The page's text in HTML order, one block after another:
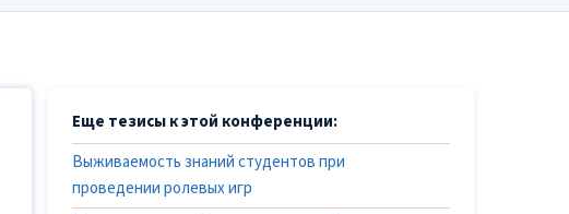
Еще тезисы к этой конференции:
Выживаемость знаний студентов при
проведении ролевых игр